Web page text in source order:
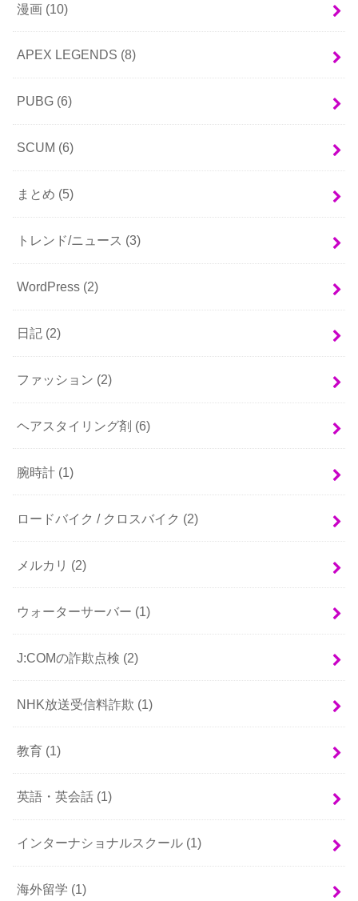
漫画 (10)
APEX LEGENDS (8)
PUBG (6)
SCUM (6)
まとめ (5)
トレンド/ニュース (3)
WordPress (2)
日記 (2)
ファッション (2)
ヘアスタイリング剤 (6)
腕時計 (1)
ロードバイク / クロスバイク (2)
メルカリ (2)
ウォーターサーバー (1)
J:COMの詐欺点検 (2)
NHK放送受信料詐欺 (1)
教育 (1)
英語・英会話 (1)
インターナショナルスクール (1)
海外留学 (1)